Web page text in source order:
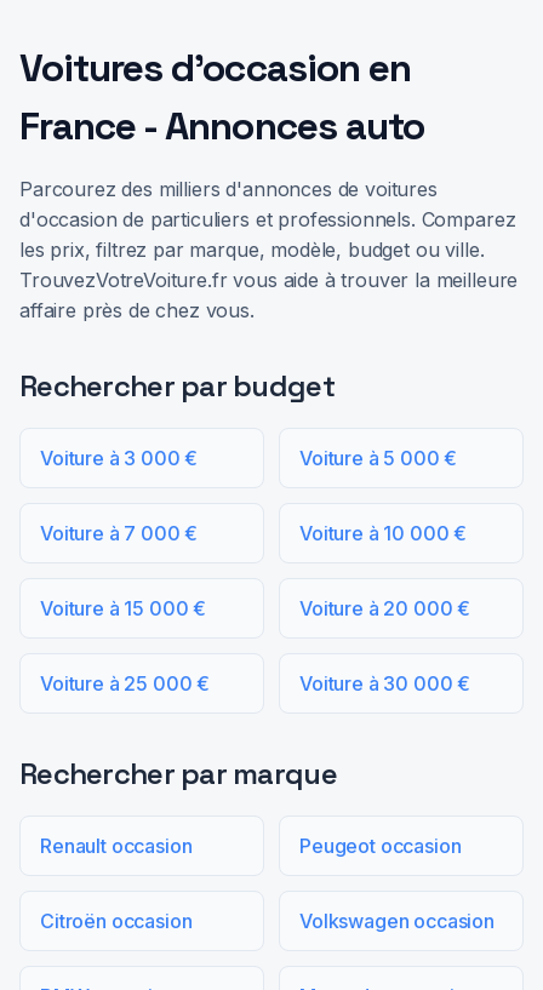
Voitures d'occasion en
France - Annonces auto
Parcourez des milliers d'annonces de voitures
d'occasion de particuliers et professionnels. Comparez
les prix, filtrez par marque, modèle, budget ou ville.
TrouvezVotreVoiture.fr vous aide à trouver la meilleure
affaire près de chez vous.
Rechercher par budget
Voiture à 3 000 € Voiture à 5 000 €
Voiture à 7 000 € Voiture à 10 000 €
Voiture à 15 000 € Voiture à 20 000 €
Voiture à 25 000 € Voiture à 30 000 €
Rechercher par marque
Renault occasion Peugeot occasion
Citroën occasion Volkswagen occasion